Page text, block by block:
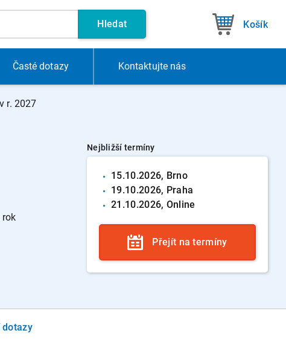
Hledat Košík
Časté dotazy Kontaktujte nás
r. 2027
rok
Nejbližší termíny
15.10.2026, Brno
19.10.2026, Praha
21.10.2026, Online
Přejít na termíny
dotazy